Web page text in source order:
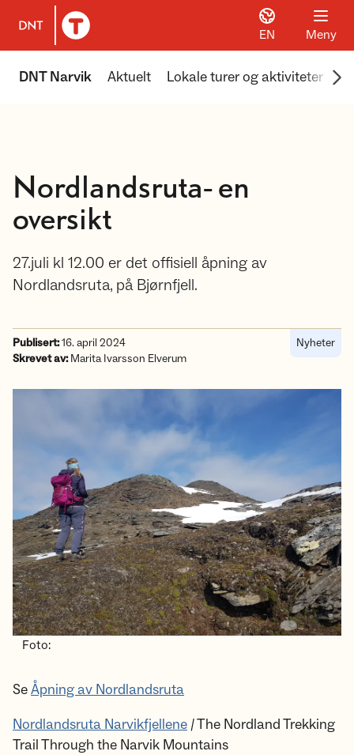
Til DNT.no forside
EN Meny
DNT Narvik Aktuelt Lokale turer og aktiviteter
Nordlandsruta- en
oversikt
27.juli kl 12.00 er det offisiell åpning av
Nordlandsruta, på Bjørnfjell.
Publisert:16. april 2024
Skrevet av:Marita Ivarsson Elverum
Nyheter
Foto:
SeÅpning av Nordlandsruta
Nordlandsruta Narvikfjellene / The Nordland Trekking
Trail Through the Narvik Mountains